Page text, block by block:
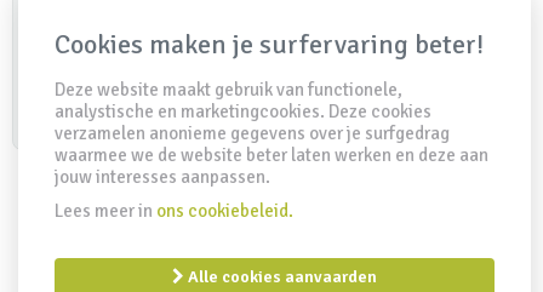
Maak een afspraak
Remuneratiebeleid
Cookies maken je surfervaring beter!
Deze website maakt gebruik van functionele,
analystische en marketingcookies. Deze cookies
verzamelen anonieme gegevens over je surfgedrag
waarmee we de website beter laten werken en deze aan
jouw interesses aanpassen.
Lees meer in ons cookiebeleid.
Alle cookies aanvaarden